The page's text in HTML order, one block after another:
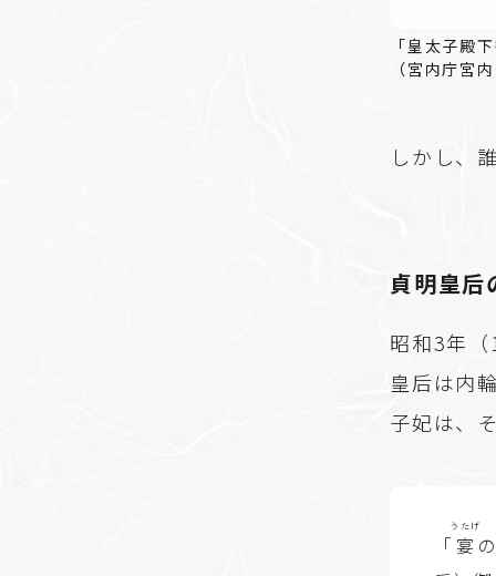
「皇太子殿
（宮内庁宮
しかし、
貞明皇后
昭和3年
皇后は内
子妃は、
「 宴
うたげ